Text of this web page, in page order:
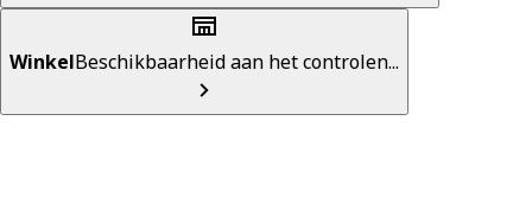
WinkelBeschikbaarheid aan het controlen...